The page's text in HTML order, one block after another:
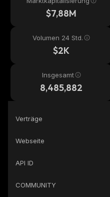
$7,88M
Volumen 24 Std.
$2K
Insgesamt
8,485,882
Verträge
Webseite
API ID
COMMUNITY